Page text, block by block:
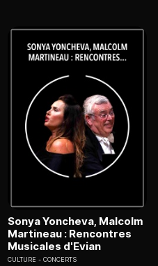
Sonya Yoncheva, Malcolm
Martineau : Rencontres
Musicales d'Evian
CULTURE CONCERTS